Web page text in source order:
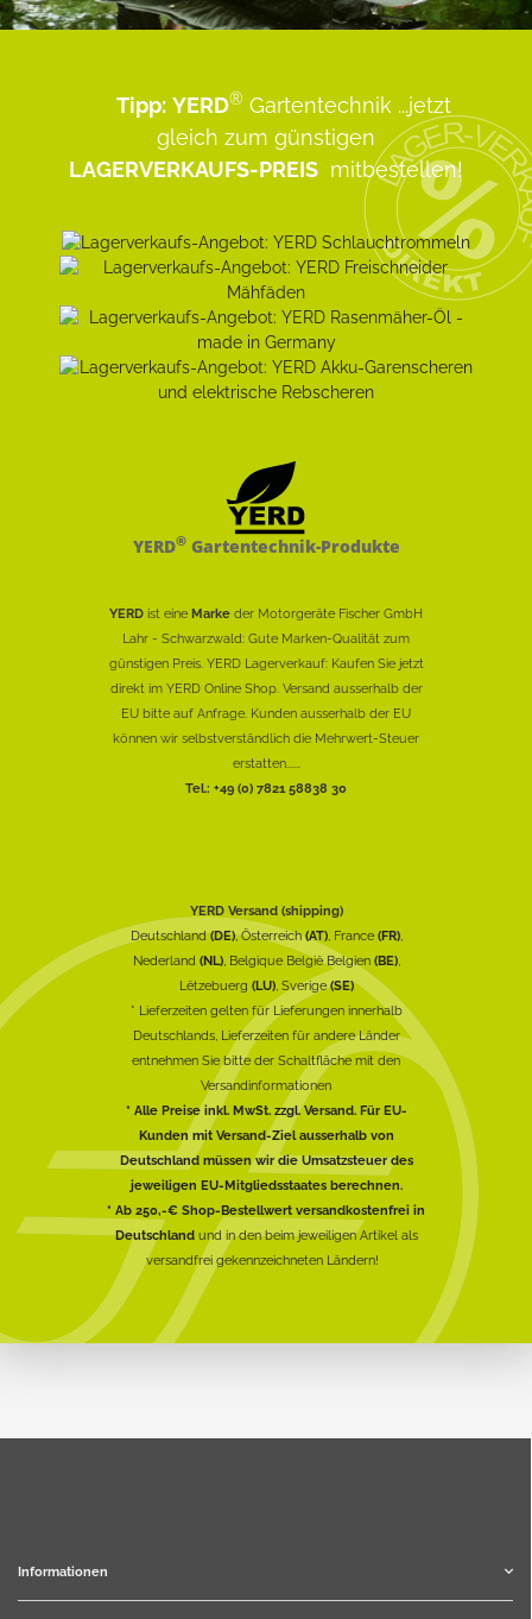
Tipp: YERD® Gartentechnik ...jetzt
gleich zum günstigen
LAGERVERKAUFS-PREIS mitbestellen!
YERD®Gartentechnik-Produkte
YERD ist eine Marke der Motorgeräte Fischer GmbH
Lahr - Schwarzwald: Gute Marken-Qualität zum
günstigen Preis. YERD Lagerverkauf: Kaufen Sie jetzt
direkt im YERD Online Shop. Versand ausserhalb der
EU bitte auf Anfrage. Kunden ausserhalb der EU
können wir selbstverständlich die Mehrwert-Steuer
erstatten......
Tel.: +49 (0) 7821 58838 30
YERD Versand (shipping)
Deutschland(DE), Österreich(AT), France (FR),
Nederland (NL), Belgique België Belgien (BE),
Lëtzebuerg (LU), Sverige(SE)
* Lieferzeiten gelten für Lieferungen innerhalb
Deutschlands, Lieferzeiten für andere Länder
entnehmen Sie bitte der Schaltfläche mit den
Versandinformationen
* Alle Preise inkl. MwSt. zzgl. Versand. Für EU-
Kunden mit Versand-Ziel ausserhalb von
Deutschland müssen wir die Umsatzsteuer des
jeweiligen EU-Mitgliedsstaates berechnen.
* Ab 250,-€ Shop-Bestellwert versandkostenfrei in
Deutschlandund in den beim jeweiligen Artikel als
versandfrei gekennzeichneten Ländern!
Informationen